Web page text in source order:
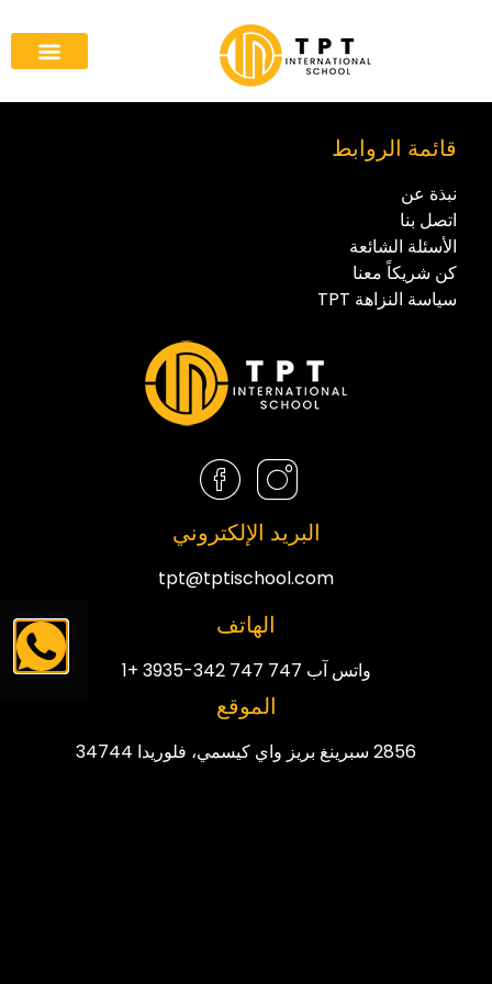
قائمة الروابط
نبذة عن
اتصل بنا
الأسئلة الشائعة
كن شريكاً معنا
سياسة النزاهة TPT
البريد الإلكتروني
tpt@tptischool.com
الهاتف
واتس آب 747 747 342-3935 +1
الموقع
2856 سبرينغ بريز واي كيسمي، فلوريدا 34744